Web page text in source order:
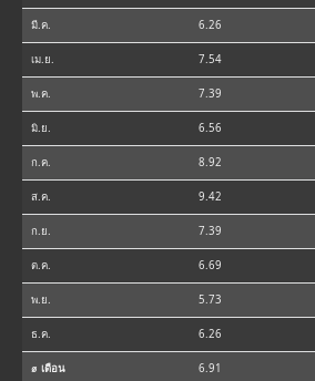
มี.ค. 6.26
เม.ย. 7.54
พ.ค. 7.39
มิ.ย. 6.56
ก.ค. 8.92
ส.ค. 9.42
ก.ย. 7.39
ต.ค. 6.69
พ.ย. 5.73
ธ.ค. 6.26
⌀ เดือน 6.91